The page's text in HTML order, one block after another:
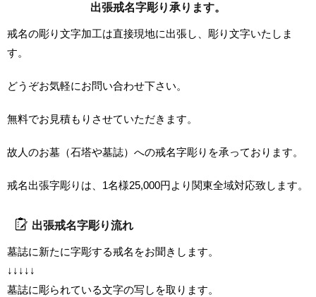
出張戒名字彫り承ります。
戒名の彫り文字加工は直接現地に出張し、彫り文字いたしま
す。
どうぞお気軽にお問い合わせ下さい。
無料でお見積もりさせていただきます。
故人のお墓（石塔や墓誌）への戒名字彫りを承っております。
戒名出張字彫りは、1名様25,000円より関東全域対応致します。
出張戒名字彫り流れ
墓誌に新たに字彫する戒名をお聞きします。
↓↓↓↓↓
墓誌に彫られている文字の写しを取ります。